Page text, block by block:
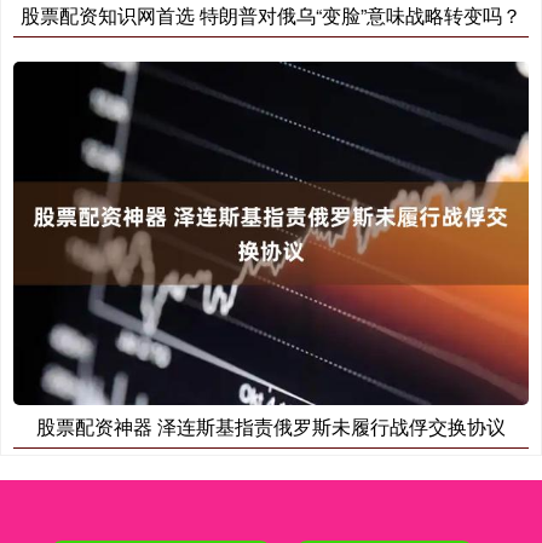
股票配资知识网首选 特朗普对俄乌“变脸”意味战略转变吗？
股票配资神器 泽连斯基指责俄罗斯未履行战俘交换协议